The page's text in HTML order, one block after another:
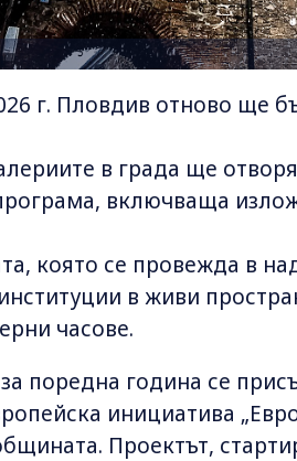
г. Пловдив отново ще
в града ще
включваща
която се провежда в
в живи
часове.
поредна година се
инициатива
Проектът,